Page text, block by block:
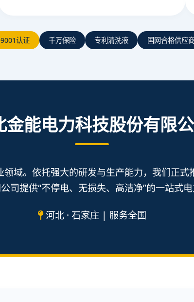
认证 千万保险 专利清洗液 国网合格供应
金能电力科技股份有限
域。依托强大的研发与生产能力，我们正
司提供“不停电、无损失、高洁净”的一站式电
河北 · 石家庄 | 服务全国